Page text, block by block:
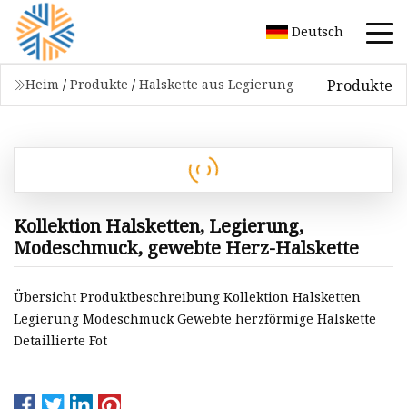
Deutsch
Heim / Produkte / Halskette aus Legierung Produkte
Kollektion Halsketten, Legierung,
Modeschmuck, gewebte Herz-Halskette
Übersicht Produktbeschreibung Kollektion Halsketten
Legierung Modeschmuck Gewebte herzförmige Halskette
Detaillierte Fot